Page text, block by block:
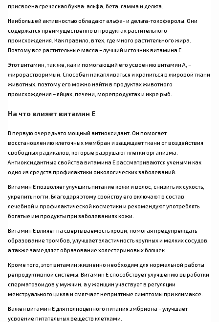
присвоена греческая буква: альфа, бета, гамма и дельта.
Наибольшей активностью обладают альфа- и дельта-токоферолы. Они
содержатся преимущественно в продуктах растительного
происхождения. Как правило, в тех, где много растительного жира.
Поэтому все растительные масла – лучший источник витамина Е.
Этот витамин, так же, как и помогающий его усвоению витамин А, –
жирорастворимый. Способен накапливаться и храниться в жировой ткани
животных, поэтому его можно найти в продуктах животного
происхождения – яйцах, печени, морепродуктах и икре рыб.
На что влияет витамин Е
В первую очередь это мощный антиоксидант. Он помогает
восстановлению клеточных мембран и защищает ткани от воздействия
свободных радикалов, которые разрушают клетки организма.
Антиоксидантные свойства витамина Е рассматриваются учеными как
одно из средств профилактики онкологических заболеваний.
Витамин Е позволяет улучшить питание кожи и волос, снизить их сухость,
укрепить ногти. Благодаря этому свойству его включают в состав
лечебной и профилактической косметики и рекомендуют употреблять
богатые им продукты при заболеваниях кожи.
Витамин Е влияет на свертываемость крови, помогая предупреждать
образование тромбов, улучшает эластичность крупных и мелких сосудов,
а также замедляет образование холестериновых бляшек.
Кроме того, этот витамин жизненно необходим для нормальной работы
репродуктивной системы. Витамин Е способствует улучшению выработки
сперматозоидов у мужчин, а у женщин участвует в регуляции
менструального цикла и смягчает неприятные симптомы при климаксе.
Важен витамин Е для полноценного питания эмбриона – улучшает
усвоение питательных веществ клетками.